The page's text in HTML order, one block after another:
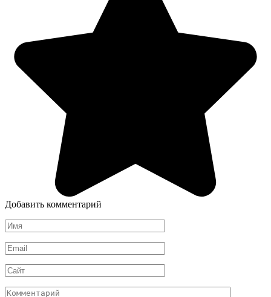
Добавить комментарий
Имя
*
Email
*
Сайт
Комментарий